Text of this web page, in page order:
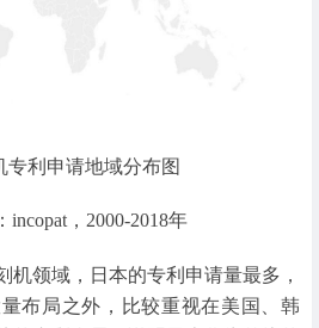
专利申请地域分布图
incopat，2000-2018年
机领域，日本的专利申请量最多，
布局之外，比较重视在美国、韩